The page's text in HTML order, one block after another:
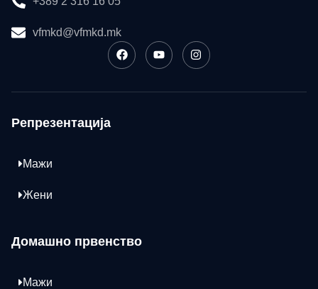
vfmkd@vfmkd.mk
Репрезентација
Мажи
Жени
Домашно првенство
Мажи